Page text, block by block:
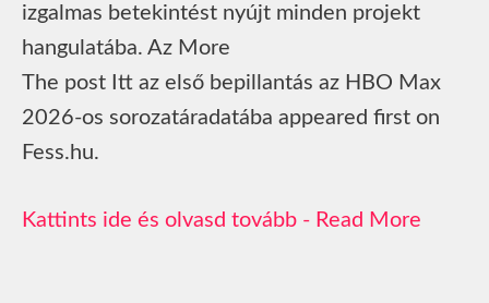
izgalmas betekintést nyújt minden projekt
hangulatába. Az More
The post Itt az első bepillantás az HBO Max
2026-os sorozatáradatába appeared first on
Fess.hu.
Read More